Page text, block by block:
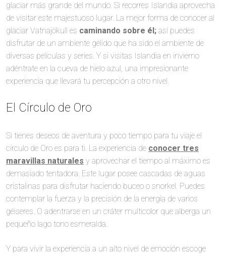
glaciar más grande del mundo. Si recorres Islandia aprovecha
de visitar este majestuoso lugar. La mejor forma de conocer al
glaciar Vatnajökull es caminando sobre él; así puedes
disfrutar de un ambiente gélido que ha sido el ambiente de
diversas películas y series. Y si visitas Islandia en invierno
adéntrate en la cueva de hielo azul, una impresionante
experiencia que llevará tu percepción a otro nivel.
El Círculo de Oro
Si tienes deseos de aventura y poco tiempo para tu viaje el
círculo de Oro es para ti. La experiencia de conocer tres
maravillas naturales y aprovechar el tiempo al máximo es
demasiado tentadora. Este lugar posee cascadas de aguas
cristalinas para disfrutar haciendo buceo o snorkel. Puedes
contemplar la fuerza y la precisión de la energía de varios
géiseres. O adentrarse en un cráter multicolor que alberga un
pequeño lago tono esmeralda.
Y para vivir la experiencia a un alto nivel de emoción escoge